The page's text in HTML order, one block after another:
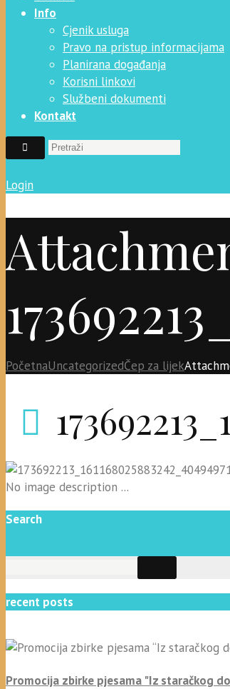
Info
Cjenik usluga
Pravo na pristup informacijama
Planirana događanja
Korisni linkovi
Službeni dokumenti
Kontakt
Login
PočetnaUncategorizedČep za lijek
No image description ...
Search
recent posts
Promocija zbirke pjesama "Iz staračkog